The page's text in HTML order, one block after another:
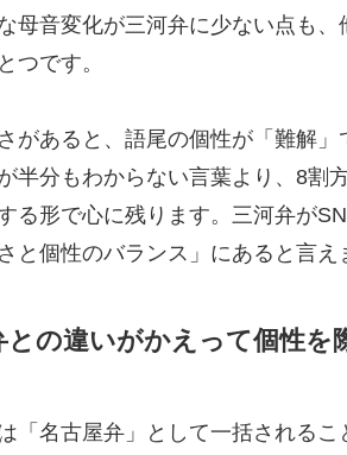
母音変化が三河弁に少ない点も
つです。
があると、語尾の個性が「難解
半分もわからない言葉より、8割
る形で心に残ります。三河弁が
と個性のバランス」にあると言え
との違いがかえって個性を
「名古屋弁」として一括される